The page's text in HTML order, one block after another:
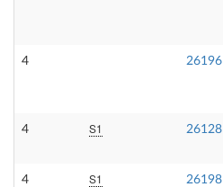
4 26196
4 S1 26128
4 S1 26198